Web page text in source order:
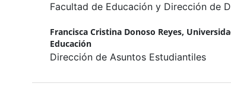
Facultad de Educación y Dirección de
Francisca Cristina Donoso Reyes,
Educación
Dirección de Asuntos Estudiantiles